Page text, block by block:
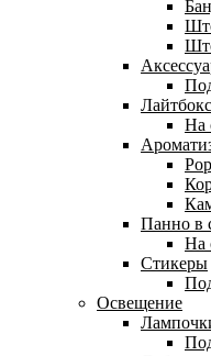
На
Панно в
На
Стикеры
Освещение